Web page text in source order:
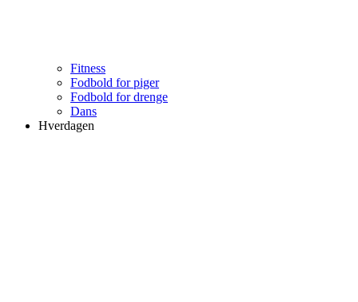
Fitness
Fodbold for piger
Fodbold for drenge
Dans
Hverdagen